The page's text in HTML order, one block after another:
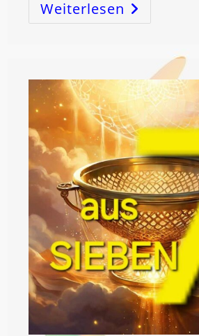
Weiterlesen „Liebes
Universum
Erfülle
Wünsche“